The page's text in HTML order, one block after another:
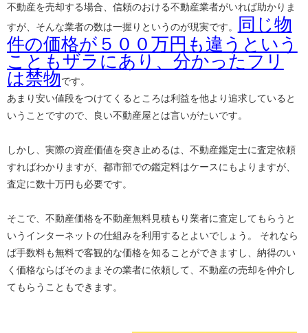
不動産を売却する場合、信頼のおける不動産業者がいれば助かりま
すが、そんな業者の数は一握りというのが現実です。
同じ物
件の価格が５００万円も違うという
こともザラにあり、分かったフリ
は禁物です。
あまり安い値段をつけてくるところは利益を他より追求していると
いうことですので、良い不動産屋とは言いがたいです。
しかし、実際の資産価値を突き止めるは、不動産鑑定士に査定依頼
すればわかりますが、都市部での鑑定料はケースにもよりますが、
査定に数十万円も必要です。
そこで、不動産価格を不動産無料見積もり業者に査定してもらうと
いうインターネットの仕組みを利用するとよいでしょう。 それなら
ば手数料も無料で客観的な価格を知ることができますし、納得のい
く価格ならばそのままその業者に依頼して、不動産の売却を仲介し
てもらうこともできます。